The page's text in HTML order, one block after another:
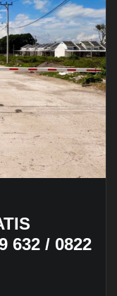
632 / 0822